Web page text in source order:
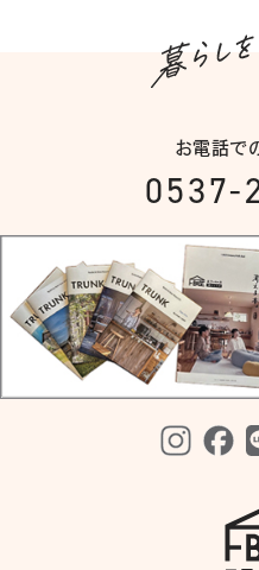
お電話で
0537-